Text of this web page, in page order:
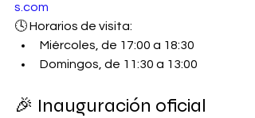
s.com
🕓 Horarios de visita:
Miércoles, de 17:00 a 18:30
Domingos, de 11:30 a 13:00
🎉 Inauguración oficial